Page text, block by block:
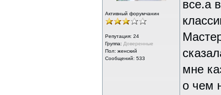
Активный форумчанин
Репутация: 24
Группа: Доверенные
Пол: женский
Сообщений: 533
все.а
мне
о чем